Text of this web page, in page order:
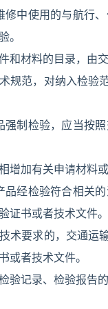
中使用的与航行
。
材料的目录，由交
规范，对纳入检验
制检验，应当按
增加有关申请材料或
经检验符合相关
证书或者技术文件。
术要求的，交通运
或者技术文件。
验记录、检验报告